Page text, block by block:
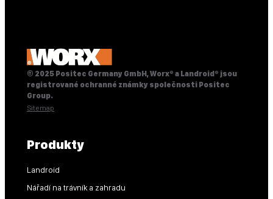
© 2025 Positec Germany GmbH, Worx® a Landroid® jsou
registrované ochranné známky společnosti Positec
Group.
Sitemap
Produkty
Landroid
Nářadí na trávník a zahradu